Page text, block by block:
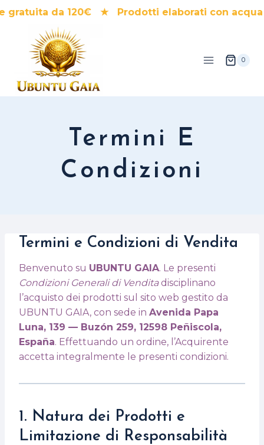
contenuto
da 120€ ★ Prodotti elaborati con acqua
0
Termini E
Condizioni
Termini e Condizioni di Vendita
Benvenuto su UBUNTU GAIA. Le presenti
Condizioni Generali di Venditadisciplinano
l’acquisto dei prodotti sul sito web gestito da
UBUNTU GAIA, con sede in Avenida Papa
Luna, 139 — Buzón 259, 12598 Peñiscola,
España. Effettuando un ordine, l’Acquirente
accetta integralmente le presenti condizioni.
1. Natura dei Prodotti e
Limitazione di Responsabilità